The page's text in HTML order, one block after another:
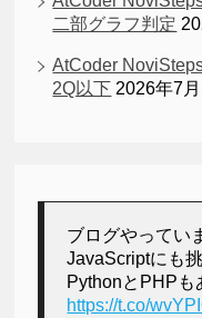
二部グラフ判定
AtCoder
2Q以下 2026年7月
ブログやってい
JavaScriptにも
PythonとPHPも
https://t.co/